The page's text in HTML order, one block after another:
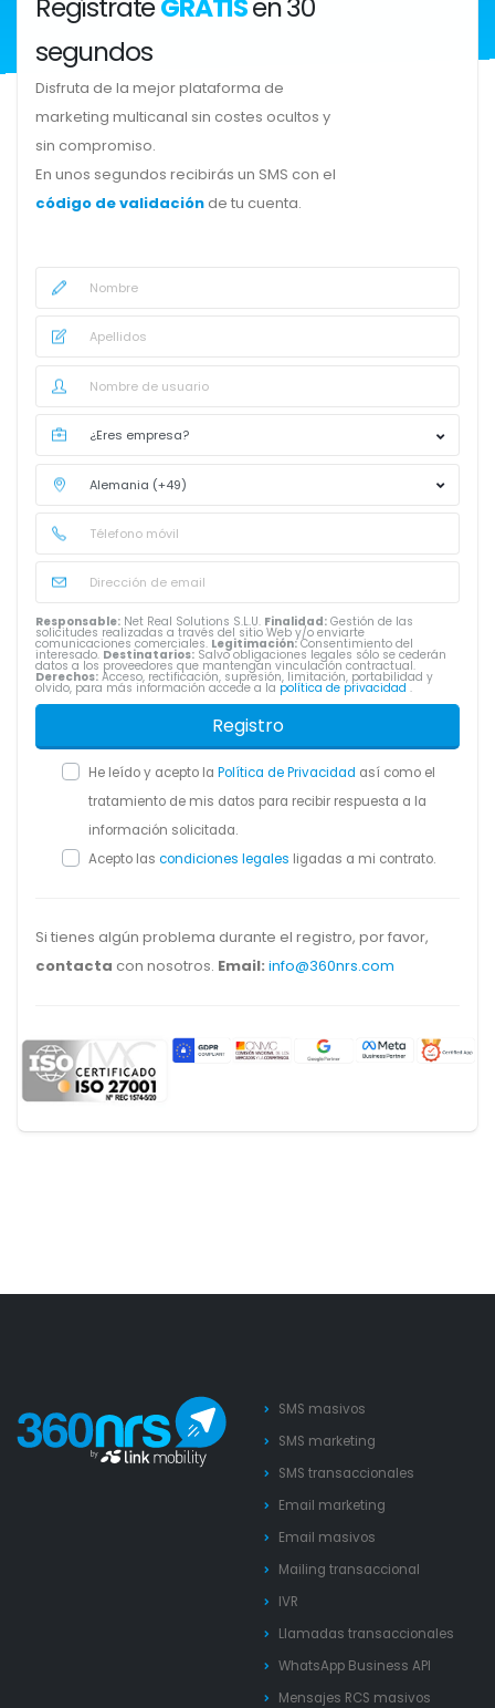
segundos
Disfruta de la mejor plataforma de
marketing multicanal sin costes ocultos y
sin compromiso.
En unos segundos recibirás un SMS con el
código de validación de tu cuenta.
Responsable: Net Real Solutions S.L.U. Finalidad: Gestión de las
solicitudes realizadas a través del sitio Web y/o enviarte
comunicaciones comerciales. Legitimación:Consentimiento del
interesado. Destinatarios: Salvo obligaciones legales sólo se cederán
datos a los proveedores que mantengan vinculación contractual.
Derechos: Acceso, rectificación, supresión, limitación, portabilidad y
olvido, para más información accede a la política de privacidad .
Registro
He leído y acepto la Política de Privacidad así como el
tratamiento de mis datos para recibir respuesta a la
información solicitada.
Acepto las condiciones legales ligadas a mi contrato.
Si tienes algún problema durante el registro, por favor,
contacta con nosotros. Email: info@360nrs.com
SMS masivos
SMS marketing
SMS transaccionales
Email marketing
Email masivos
Mailing transaccional
IVR
Llamadas transaccionales
WhatsApp Business API
Mensajes RCS masivos